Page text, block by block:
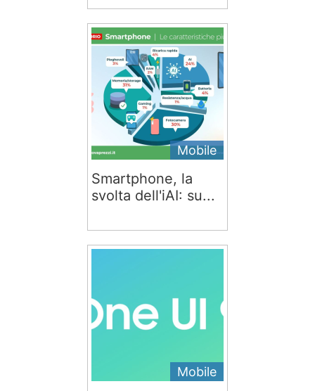
Mobile
Smartphone, la
svolta dell'iAI: su...
Mobile